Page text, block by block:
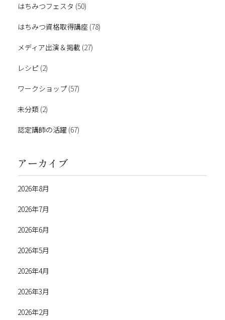
はちみつフェスタ (50)
はちみつ資格取得講座 (78)
メディア出演＆掲載 (27)
レシピ (2)
ワークショップ (57)
未分類 (2)
認定講師の活躍 (67)
アーカイブ
2026年8月
2026年7月
2026年6月
2026年5月
2026年4月
2026年3月
2026年2月